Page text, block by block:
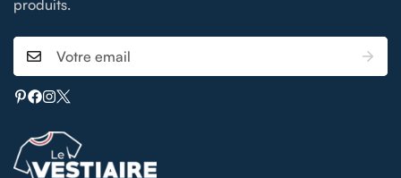
produits.